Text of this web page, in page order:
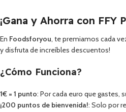
¡Gana y Ahorra con FFY
En Foodsforyou, te premiamos cada
y disfruta de increíbles descuentos!
¿Cómo Funciona?
1€ = 1 punto: Por cada euro que gastes,
¡200 puntos de bienvenida!: Solo por